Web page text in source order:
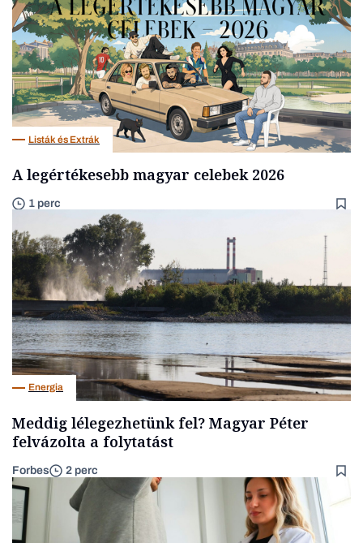
Listák és Extrák
A legértékesebb magyar celebek 2026
1 perc
Energia
Meddig lélegezhetünk fel? Magyar Péter
felvázolta a folytatást
Forbes 2 perc